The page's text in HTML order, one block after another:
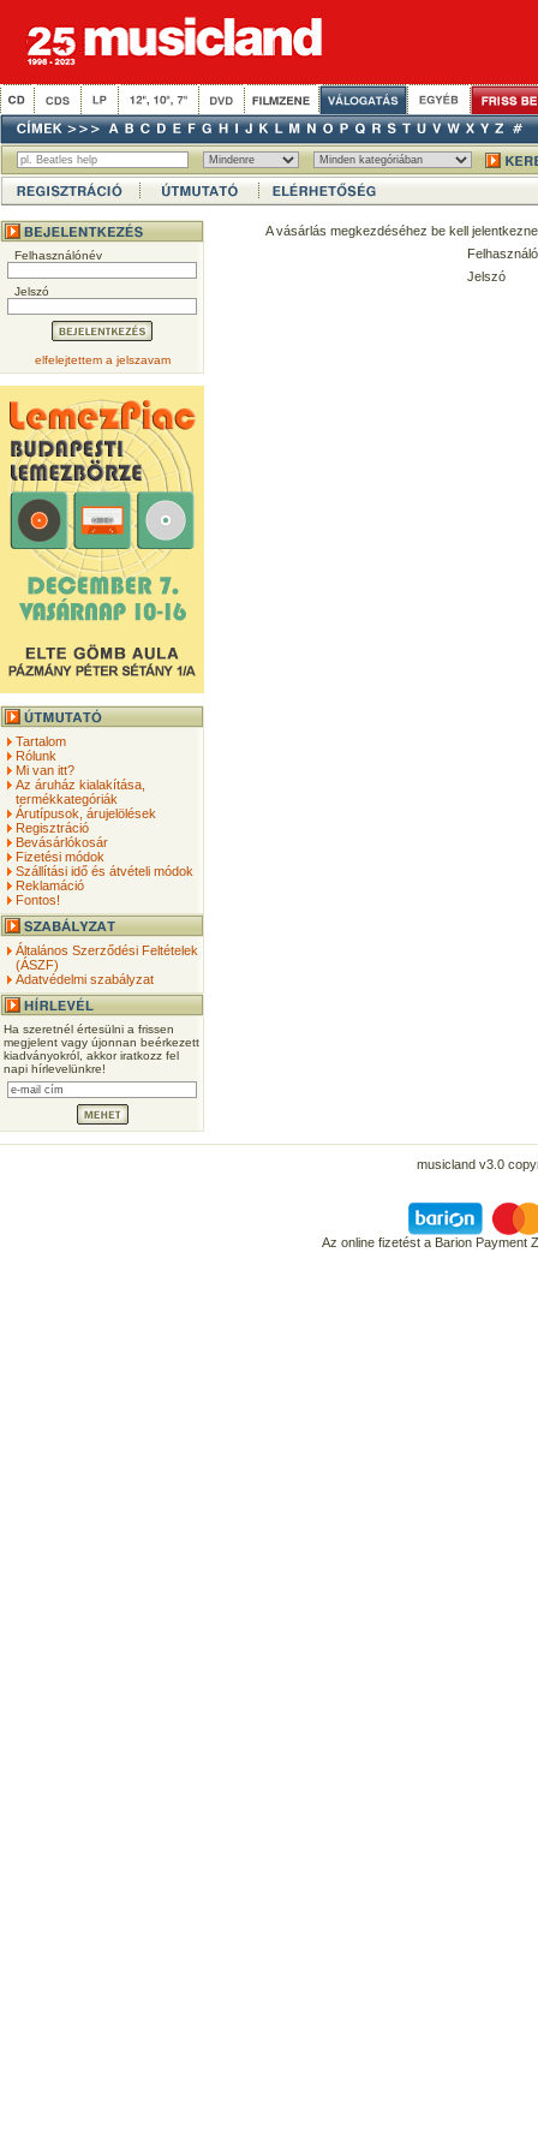
Felhasználónév
Jelszó
elfelejtettem a jelszavam
Tartalom
Rólunk
Mi van itt?
Az áruház kialakítása,
termékkategóriák
Árutípusok, árujelölések
Regisztráció
Bevásárlókosár
Fizetési módok
Szállítási idő és átvételi módok
Reklamáció
Fontos!
Általános Szerződési Feltételek
(ÁSZF)
Adatvédelmi szabályzat
Ha szeretnél értesülni a frissen
megjelent vagy újonnan beérkezett
kiadványokról, akkor iratkozz fel
napi hírlevelünkre!
A vásárlás megkezdéséhez be kell
Jelszó
musicland v3.0
Az online fizetést a Barion Payment